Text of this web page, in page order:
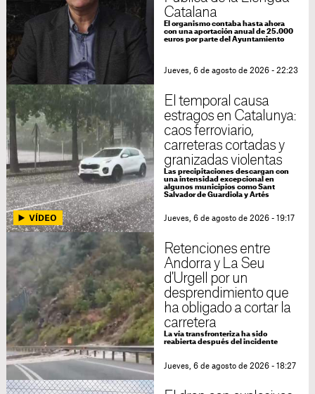
Catalana
El organismo contaba hasta ahora
con una aportación anual de 25.000
euros por parte del Ayuntamiento
Jueves, 6 de agosto de 2026 - 22:23
El temporal causa
estragos en Catalunya:
caos ferroviario,
carreteras cortadas y
granizadas violentas
Las precipitaciones descargan con
una intensidad excepcional en
algunos municipios como Sant
Salvador de Guardiola y Artés
Jueves, 6 de agosto de 2026 - 19:17
Retenciones entre
Andorra y La Seu
d'Urgell por un
desprendimiento que
ha obligado a cortar la
carretera
La vía transfronteriza ha sido
reabierta después del incidente
Jueves, 6 de agosto de 2026 - 18:27